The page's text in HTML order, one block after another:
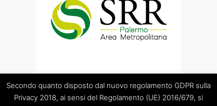
Secondo quanto disposto dal nuovo regolamento GDPR sulla
Privacy 2018, ai sensi del Regolamento (UE) 2016/679, si